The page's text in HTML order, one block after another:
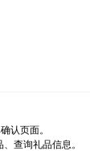
认页面。
查询礼品信息。